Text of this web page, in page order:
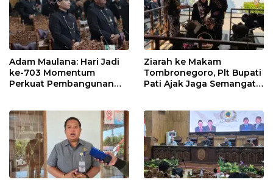
Adam Maulana: Hari Jadi
ke-703 Momentum
Perkuat Pembangunan
Ziarah ke Makam
Tombronegoro, Plt Bupati
Pati Ajak Jaga Semangat
Berkualitas